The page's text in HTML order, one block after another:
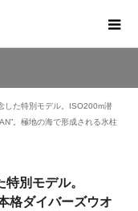
した特別モデル。ISO200m潜
。極地の海で形成される氷柱
別モデル。
格ダイバーズウオ